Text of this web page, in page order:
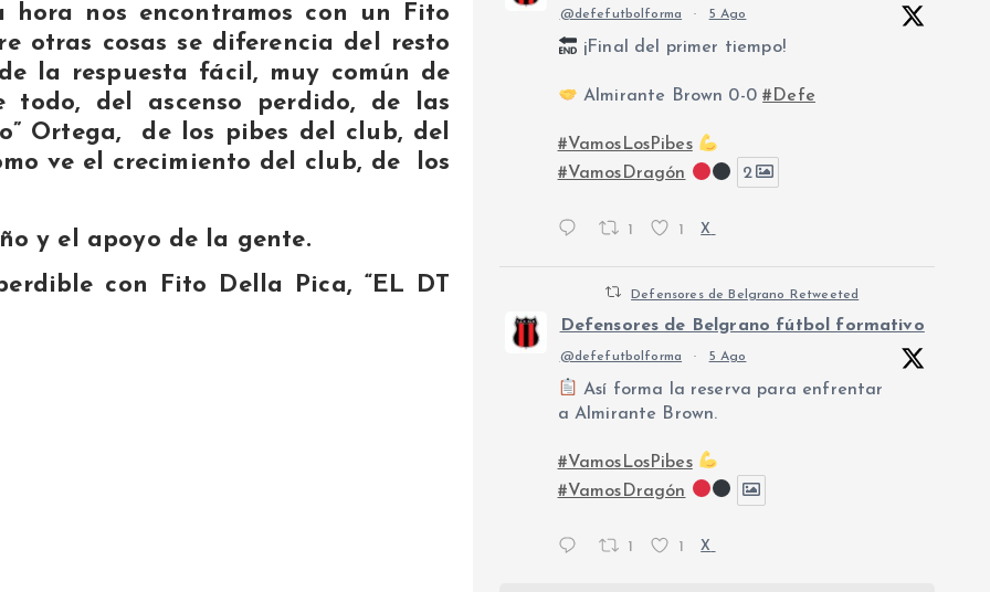
nos encontramos con un Fito
otras cosas se diferencia del resto
la respuesta fácil, muy común de
del ascenso perdido, de las
Ortega, de los pibes del club, del
ve el crecimiento del club, de los
y el apoyo de la gente.
con Fito Della Pica, “EL DT
@defefutbolforma · 5 Ago
¡Final del primer tiempo!
Almirante Brown 0-0#Defe
#VamosLosPibes
#VamosDragón
2
1 1 X
Defensores de Belgrano Retweeted
Defensores de Belgrano fútbol formativo
@defefutbolforma · 5 Ago
Así forma la reserva para enfrentar
a Almirante Brown.
#VamosLosPibes
#VamosDragón
1 1 X